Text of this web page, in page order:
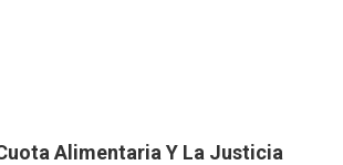
Alimentaria Y La Justicia